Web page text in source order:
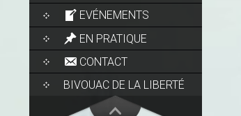
EVÉNEMENTS
EN PRATIQUE
CONTACT
BIVOUAC DE LA LIBERTÉ